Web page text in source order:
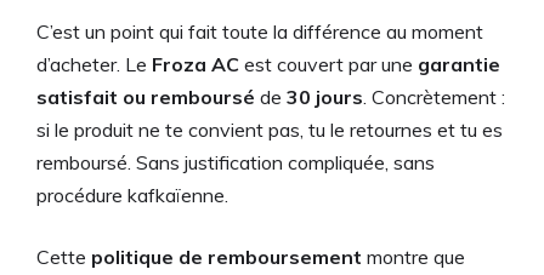
C’est un point qui fait toute la différence au moment
d’acheter. Le Froza AC est couvert par une garantie
satisfait ou remboursé de 30 jours . Concrètement :
si le produit ne te convient pas, tu le retournes et tu es
remboursé. Sans justification compliquée, sans
procédure kafkaïenne.
Cette politique de remboursement montre que